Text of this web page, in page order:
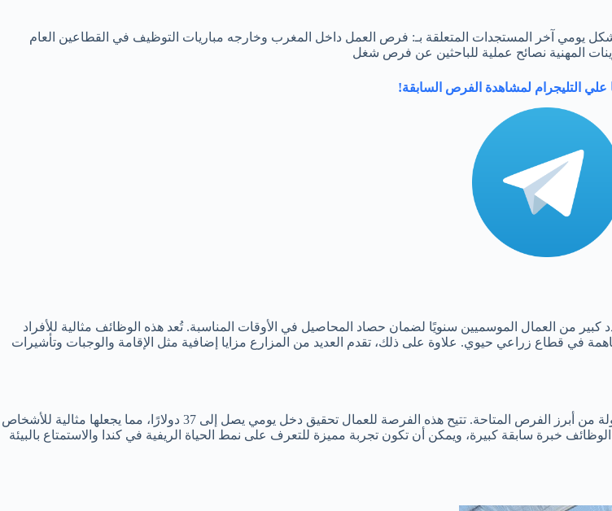
آخر المستجدات المتعلقة بـ: فرص العمل داخل المغرب وخارجه مباريات التوظيف في القطاعين العام
المهنية نصائح عملية للباحثين عن فرص شغل
علي التليجرام لمشاهدة الفرص السابقة!
من العمال الموسميين سنويًا لضمان حصاد المحاصيل في الأوقات المناسبة. تُعد هذه الوظائف مثالية للأفراد
في قطاع زراعي حيوي. علاوة على ذلك، تقدم العديد من المزارع مزايا إضافية مثل الإقامة والوجبات وتأشيرات
تُعد كندا واحدة من الوجهات البارزة للعمل في القطاع الزراعي، حيث تُعتبر وظائف جني الفراولة من أبرز الفرص المتاحة. تتيح هذه الفرصة للعمال تحقيق دخل يومي يصل إلى 37 دولارًا، مما يجعلها مثالية للأشخاص
خبرة سابقة كبيرة، ويمكن أن تكون تجربة مميزة للتعرف على نمط الحياة الريفية في كندا والاستمتاع بالبيئة